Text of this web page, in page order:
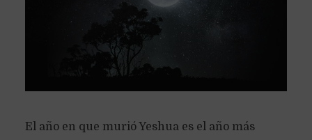
El año en que murió Yeshua es el año más